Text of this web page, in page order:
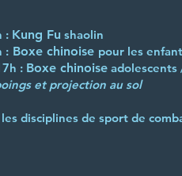
: Kung Fu shaolin
: Boxe chinoise pour les
: Boxe chinoise adolescents
et projection au sol
disciplines de sport de